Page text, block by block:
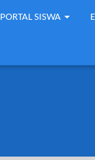
PORTAL SISWA